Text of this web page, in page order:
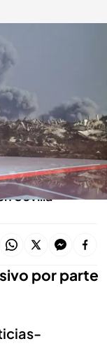
por parte del
el asesinato
Sevilla
por parte